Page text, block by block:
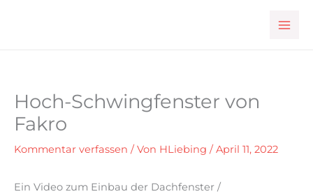
Hoch-Schwingfenster von
Fakro
Kommentar verfassen / Von HLiebing / April 11, 2022
Ein Video zum Einbau der Dachfenster /